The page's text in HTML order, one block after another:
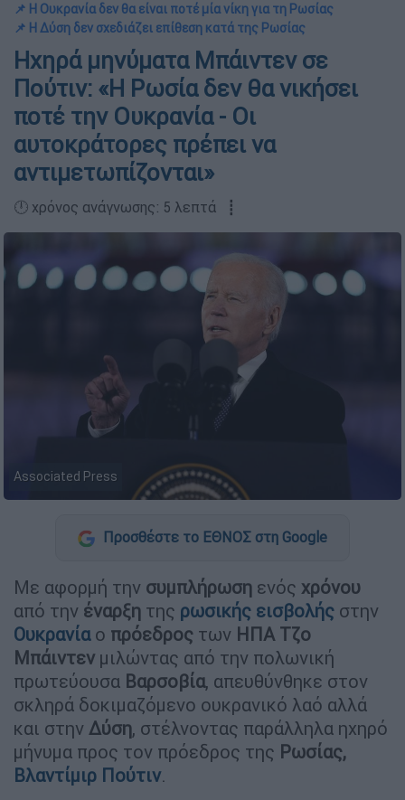
📌 Η Ουκρανία δεν θα είναι ποτέ μία νίκη για τη Ρωσίας
📌 Η Δύση δεν σχεδιάζει επίθεση κατά της Ρωσίας
Ηχηρά μηνύματα Μπάιντεν σε
Πούτιν: «Η Ρωσία δεν θα νικήσει
ποτέ την Ουκρανία - Οι
αυτοκράτορες πρέπει να
αντιμετωπίζονται»
🕛 χρόνος ανάγνωσης: 5 λεπτά ┋
Associated Press
Προσθέστε το ΕΘΝΟΣ στη Google
Με αφορμή την συμπλήρωση ενός χρόνου
από την έναρξη της ρωσικής εισβολής στην
Ουκρανίαο πρόεδρος των ΗΠΑ Τζο
Μπάιντεν μιλώντας από την πολωνική
πρωτεύουσα Βαρσοβία, απευθύνθηκε στον
σκληρά δοκιμαζόμενο ουκρανικό λαό αλλά
και στην Δύση, στέλνοντας παράλληλα ηχηρό
μήνυμα προς τον πρόεδρος της Ρωσίας,
Βλαντίμιρ Πούτιν.